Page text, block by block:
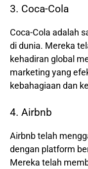
3. Coca-Cola
Coca-Cola adalah
di dunia. Mereka
kehadiran global
marketing yang
kebahagiaan dan
4. Airbnb
Airbnb telah
dengan platform
Mereka telah